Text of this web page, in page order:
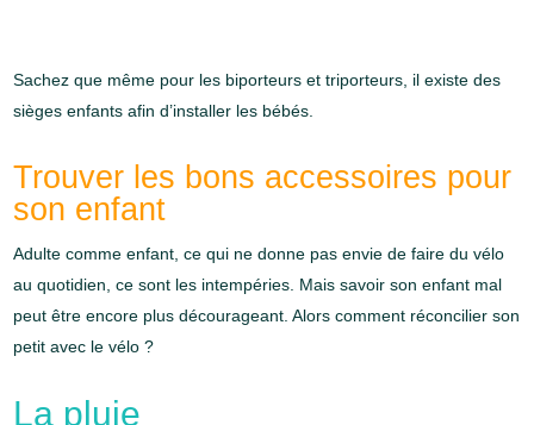
Sachez que même pour les biporteurs et triporteurs, il existe des
sièges enfants afin d’installer les bébés.
Trouver les bons accessoires pour
son enfant
Adulte comme enfant, ce qui ne donne pas envie de faire du vélo
au quotidien, ce sont les intempéries. Mais savoir son enfant mal
peut être encore plus décourageant. Alors comment réconcilier son
petit avec le vélo ?
La pluie